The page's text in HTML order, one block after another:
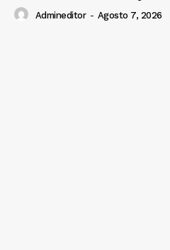
Admineditor - Agosto 7, 2026